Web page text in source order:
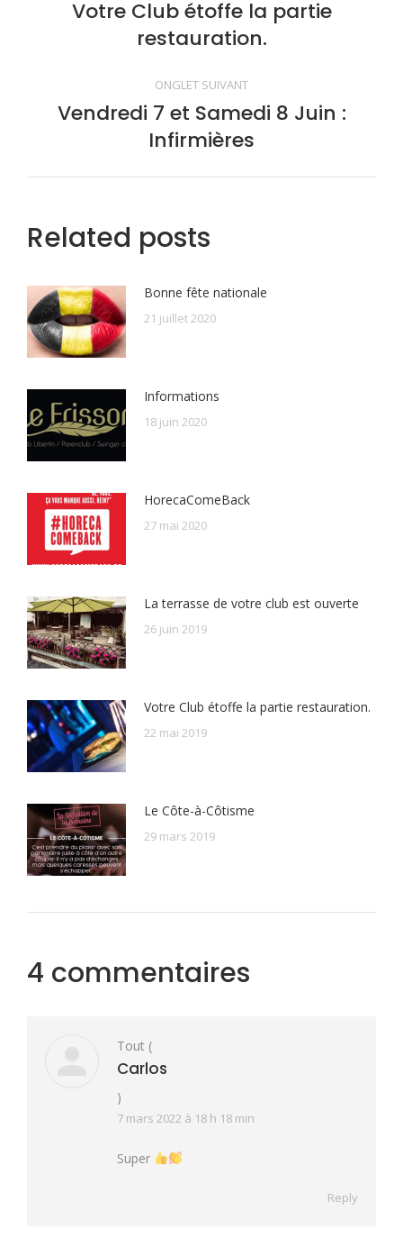
de
commentaire
Onglet
précédent
Votre Club étoffe la partie
restauration.
ONGLET SUIVANT
Onglet
suivant
Vendredi 7 et Samedi 8 Juin :
Infirmières
Related posts
Bonne fête nationale
21 juillet 2020
Informations
18 juin 2020
HorecaComeBack
27 mai 2020
La terrasse de votre club est ouverte
26 juin 2019
Votre Club étoffe la partie restauration.
22 mai 2019
Le Côte-à-Côtisme
29 mars 2019
4 commentaires
Tout (
Carlos
)
7 mars 2022 à 18 h 18 min
Super
Reply